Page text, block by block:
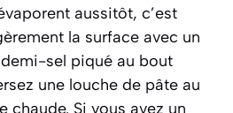
aussitôt, c’est
la surface avec un
sel piqué au bout
une louche de pâte au
chaude. Si vous avez un